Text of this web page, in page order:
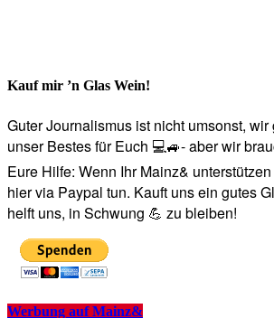
Kauf mir ’n Glas Wein!
Guter Journalismus ist nicht umsonst, wir
unser Bestes für Euch 💻🚙- aber wir
Eure Hilfe: Wenn Ihr Mainz&
hier via Paypal tun. Kauft uns ein gutes
helft uns, in Schwung 💪 zu bleiben!
Werbung auf Mainz&